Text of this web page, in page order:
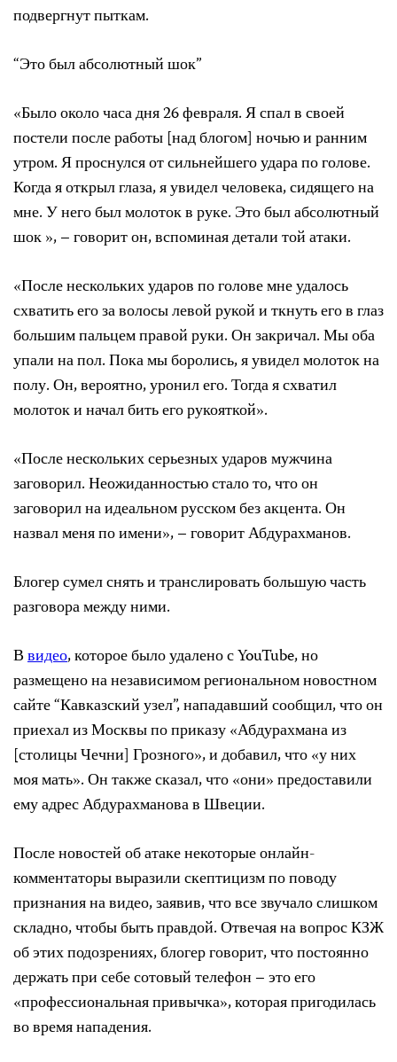
подвергнут пыткам.
“Это был абсолютный шок”
«Было около часа дня 26 февраля. Я спал в своей
постели после работы [над блогом] ночью и ранним
утром. Я проснулся от сильнейшего удара по голове.
Когда я открыл глаза, я увидел человека, сидящего на
мне. У него был молоток в руке. Это был абсолютный
шок », – говорит он, вспоминая детали той атаки.
«После нескольких ударов по голове мне удалось
схватить его за волосы левой рукой и ткнуть его в глаз
большим пальцем правой руки. Он закричал. Мы оба
упали на пол. Пока мы боролись, я увидел молоток на
полу. Он, вероятно, уронил его. Тогда я схватил
молоток и начал бить его рукояткой».
«После нескольких серьезных ударов мужчина
заговорил. Неожиданностью стало то, что он
заговорил на идеальном русском без акцента. Он
назвал меня по имени», – говорит Абдурахманов.
Блогер сумел снять и транслировать большую часть
разговора между ними.
Ввидео, которое было удалено с YouTube, но
размещено на независимом региональном новостном
сайте “Кавказский узел”, нападавший сообщил, что он
приехал из Москвы по приказу «Абдурахмана из
[столицы Чечни] Грозного», и добавил, что «у них
моя мать». Он также сказал, что «они» предоставили
ему адрес Абдурахманова в Швеции.
После новостей об атаке некоторые онлайн-
комментаторы выразили скептицизм по поводу
признания на видео, заявив, что все звучало слишком
складно, чтобы быть правдой. Отвечая на вопрос КЗЖ
об этих подозрениях, блогер говорит, что постоянно
держать при себе сотовый телефон – это его
«профессиональная привычка», которая пригодилась
во время нападения.